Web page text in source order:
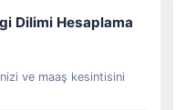
Dilimi Hesaplama
ve maaş kesintisini